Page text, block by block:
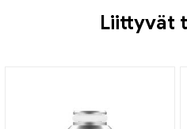
Liittyvät